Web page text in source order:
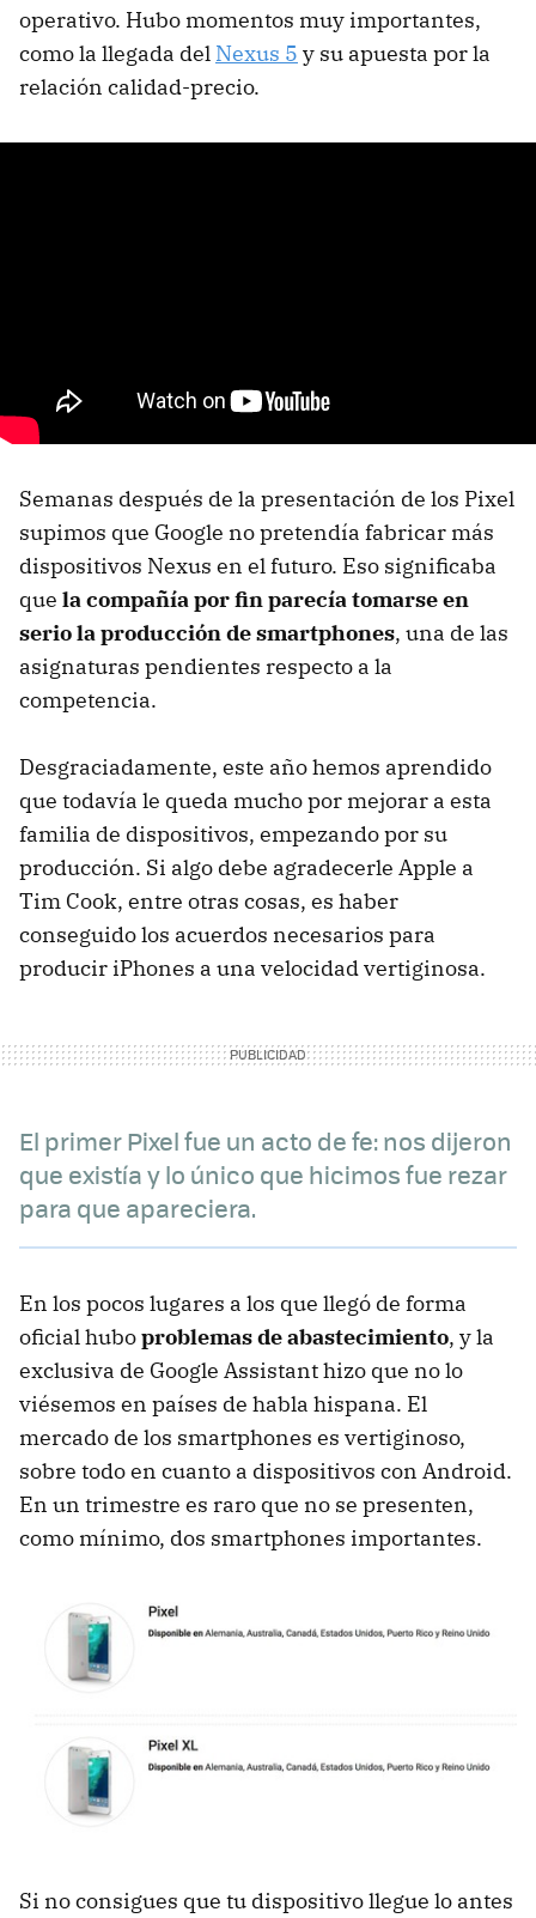
operativo. Hubo momentos muy importantes,
como la llegada del Nexus 5 y su apuesta por la
relación calidad-precio.
Semanas después de la presentación de los Pixel
supimos que Google no pretendía fabricar más
dispositivos Nexus en el futuro. Eso significaba
que la compañía por fin parecía tomarse en
serio la producción de smartphones, una de las
asignaturas pendientes respecto a la
competencia.
Desgraciadamente, este año hemos aprendido
que todavía le queda mucho por mejorar a esta
familia de dispositivos, empezando por su
producción. Si algo debe agradecerle Apple a
Tim Cook, entre otras cosas, es haber
conseguido los acuerdos necesarios para
producir iPhones a una velocidad vertiginosa.
El primer Pixel fue un acto de fe: nos dijeron
que existía y lo único que hicimos fue rezar
para que apareciera.
En los pocos lugares a los que llegó de forma
oficial huboproblemas de abastecimiento, y la
exclusiva de Google Assistant hizo que no lo
viésemos en países de habla hispana. El
mercado de los smartphones es vertiginoso,
sobre todo en cuanto a dispositivos con Android.
En un trimestre es raro que no se presenten,
como mínimo, dos smartphones importantes.
Si no consigues que tu dispositivo llegue lo antes